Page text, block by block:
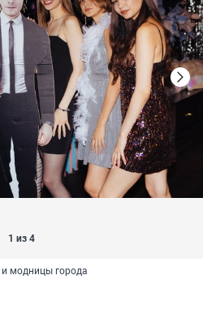
1 из 4
модницы города